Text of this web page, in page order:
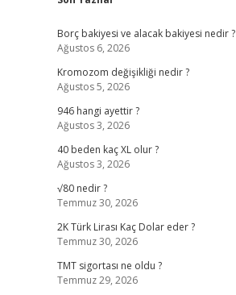
Sidebar
Borç bakiyesi ve alacak bakiyesi nedir ?
Ağustos 6, 2026
Kromozom değişikliği nedir ?
Ağustos 5, 2026
946 hangi ayettir ?
Ağustos 3, 2026
40 beden kaç XL olur ?
Ağustos 3, 2026
√80 nedir ?
Temmuz 30, 2026
2K Türk Lirası Kaç Dolar eder ?
Temmuz 30, 2026
TMT sigortası ne oldu ?
Temmuz 29, 2026